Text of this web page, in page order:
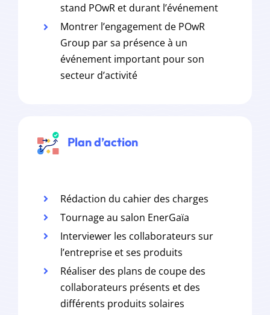
stand POwR et durant l’événement
Montrer l’engagement de POwR
Group par sa présence à un
événement important pour son
secteur d’activité
Plan d’action
Rédaction du cahier des charges
Tournage au salon EnerGaïa
Interviewer les collaborateurs sur
l’entreprise et ses produits
Réaliser des plans de coupe des
collaborateurs présents et des
différents produits solaires